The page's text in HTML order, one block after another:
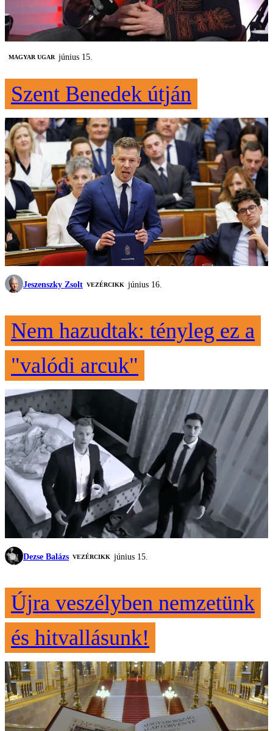
MAGYAR UGAR június 15.
Szent Benedek útján
Jeszenszky Zsolt VEZÉRCIKK június 16.
Nem hazudtak: tényleg ez a
"valódi arcuk"
Dezse Balázs VEZÉRCIKK június 15.
Újra veszélyben nemzetünk
és hitvallásunk!